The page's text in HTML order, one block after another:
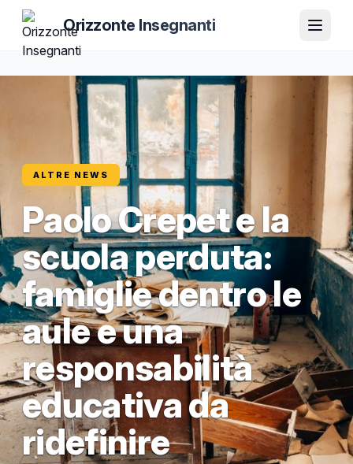
Orizzonte Insegnanti
ALTRE NEWS
Paolo Crepet e la
scuola perduta:
famiglie dentro le
aule e una
responsabilità
educativa da
ridefinire